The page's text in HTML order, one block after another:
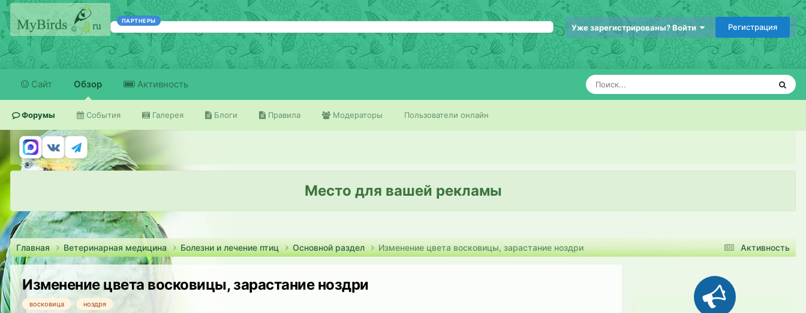
ПАРТНЕРЫ
Уже зарегистрированы? Войти Регистрация
Сайт Обзор
Форумы События Галерея Блоги Правила Модераторы Пользователи онлайн
Активность
Место для вашей рекламы
Активность
Главная Ветеринарная медицина Болезни и лечение птиц Основной раздел Изменение цвета восковицы, зарастание ноздри
Изменение цвета восковицы, зарастание ноздри
восковица ноздря